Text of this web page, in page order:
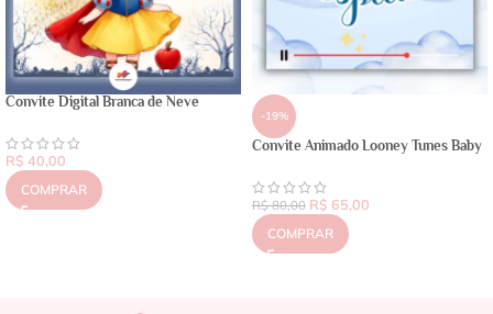
Convite Digital Branca de Neve
R$ 40,00
COMPRAR
-19%
Convite Animado Looney Tunes Baby
R$80,00 R$ 65,00
COMPRAR